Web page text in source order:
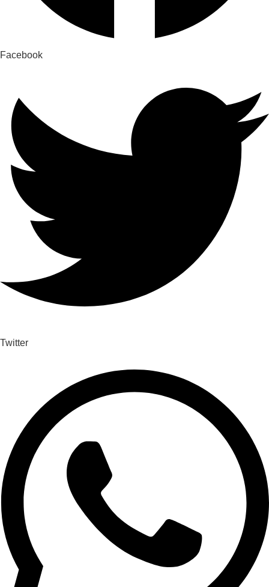
Facebook
Twitter